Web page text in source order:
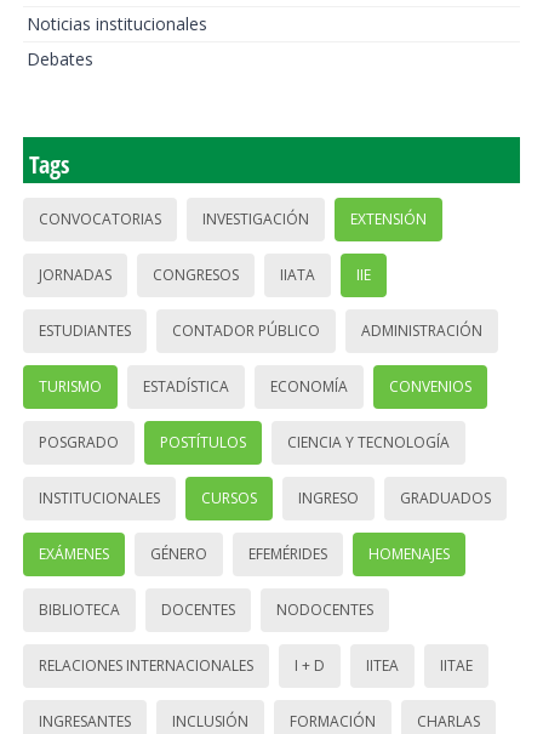
Noticias institucionales
Debates
Tags
CONVOCATORIAS INVESTIGACIÓN EXTENSIÓN
JORNADAS CONGRESOS IIATA IIE
ESTUDIANTES CONTADOR PÚBLICO ADMINISTRACIÓN
TURISMO ESTADÍSTICA ECONOMÍA CONVENIOS
POSGRADO POSTÍTULOS CIENCIA Y TECNOLOGÍA
INSTITUCIONALES CURSOS INGRESO GRADUADOS
EXÁMENES GÉNERO EFEMÉRIDES HOMENAJES
BIBLIOTECA DOCENTES NODOCENTES
RELACIONES INTERNACIONALES I + D IITEA IITAE
INGRESANTES INCLUSIÓN FORMACIÓN CHARLAS